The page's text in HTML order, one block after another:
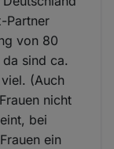
Partner
von 80
sind ca.
(Auch
nicht
bei
ein